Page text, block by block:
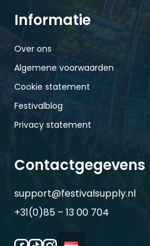
Informatie
Over ons
Algemene voorwaarden
Cookie statement
Festivalblog
Privacy statement
Contactgegevens
support@festivalsupply.nl
+31(0)85 – 13 00 704